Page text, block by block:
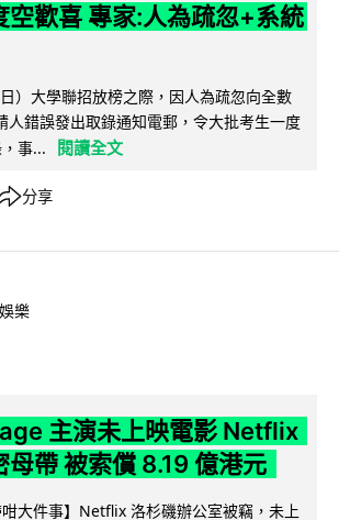
空歡喜 專家:人為疏忽+系統
）大學聯招放榜之際，因人為疏忽向全數
人錯誤發出取錄通知電郵，令大批考生一度
事...
閱讀全文
分享
樂
主演未上映電影 Netflix
母帶 被索償 8.19 億港元
咁大件事】Netflix 洛杉磯辦公室被竊，未上